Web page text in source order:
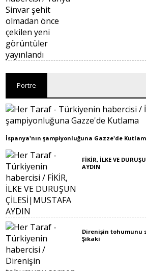
Portre
İspanya'nın şampiyonluğuna Gazze'de
FİKİR, İLKE VE
AYDIN
Direnişin tohumunu
Şikaki